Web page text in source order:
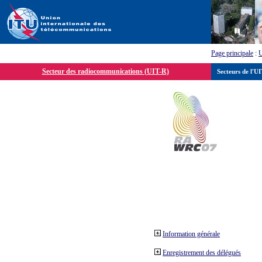
Page principale :
Secteur des radiocommunications (UIT-R)
Information générale
Enregistrement des délégués
Secteurs de